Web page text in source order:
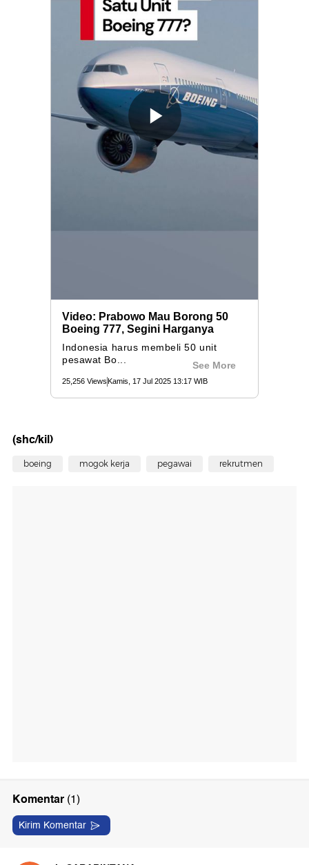
(shc/kil)
boeing mogok kerja pegawai rekrutmen